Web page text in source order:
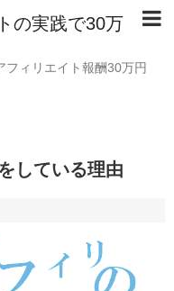
の実践で30万
ィリエイト報酬30万円
している理由